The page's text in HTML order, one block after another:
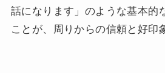
話になります」のような基本的
ことが、周りからの信頼と好印